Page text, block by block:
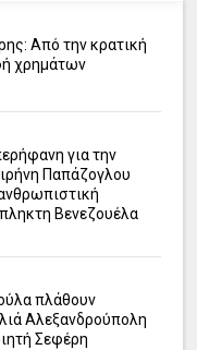
Από την κρατική
χρημάτων
για την
Παπάζογλου
Βενεζουέλα
πλάθουν
Αλεξανδρούπολη
Σεφέρη